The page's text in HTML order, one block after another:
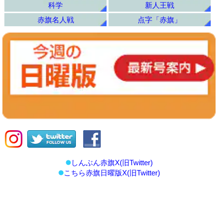
科学
新人王戦
赤旗名人戦
点字「赤旗」
しんぶん赤旗X(旧Twitter)
こちら赤旗日曜版X(旧Twitter)